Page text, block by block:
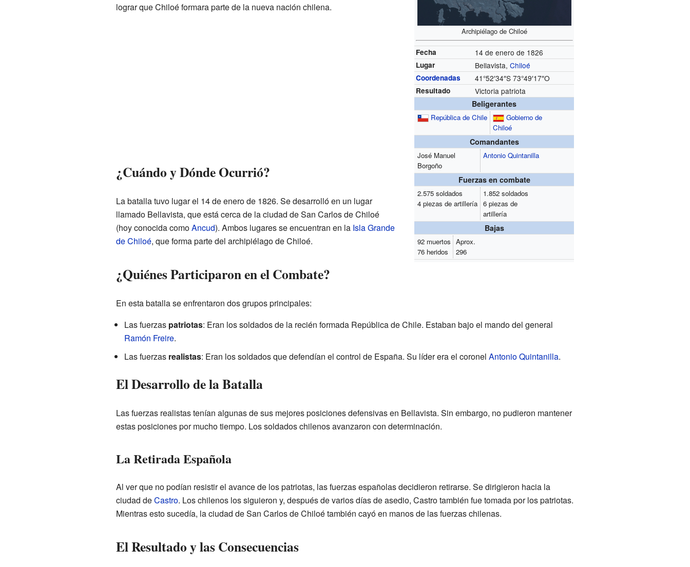
Archipiélago de Chiloé
Fecha 14 de enero de 1826
Lugar Bellavista,Chiloé
Coordenadas 41°52′34″S 73°49′17″O
Resultado
Victoria patriota
Beligerantes
República de Chile
Gobierno de
Chiloé
Comandantes
José Manuel
Borgoño
Antonio Quintanilla
Fuerzas en combate
2.575 soldados
4 piezas de artillería
1.852 soldados
6 piezas de
artillería
Bajas
92 muertos
76 heridos
Aprox.
296
lograr que Chiloé formara parte de la nueva nación chilena.
¿Cuándo y Dónde Ocurrió?
La batalla tuvo lugar el 14 de enero de 1826. Se desarrolló en un lugar
llamado Bellavista, que está cerca de la ciudad de San Carlos de Chiloé
(hoy conocida comoAncud). Ambos lugares se encuentran en la Isla Grande
de Chiloé, que forma parte del archipiélago de Chiloé.
¿Quiénes Participaron en el Combate?
En esta batalla se enfrentaron dos grupos principales:
Las fuerzas patriotas: Eran los soldados de la recién formada República de Chile. Estaban bajo el mando del general
Ramón Freire.
Las fuerzas realistas: Eran los soldados que defendían el control de España. Su líder era el coronel Antonio Quintanilla.
El Desarrollo de la Batalla
Las fuerzas realistas tenían algunas de sus mejores posiciones defensivas en Bellavista. Sin embargo, no pudieron mantener
estas posiciones por mucho tiempo. Los soldados chilenos avanzaron con determinación.
La Retirada Española
Al ver que no podían resistir el avance de los patriotas, las fuerzas españolas decidieron retirarse. Se dirigieron hacia la
ciudad deCastro. Los chilenos los siguieron y, después de varios días de asedio, Castro también fue tomada por los patriotas.
Mientras esto sucedía, la ciudad de San Carlos de Chiloé también cayó en manos de las fuerzas chilenas.
El Resultado y las Consecuencias